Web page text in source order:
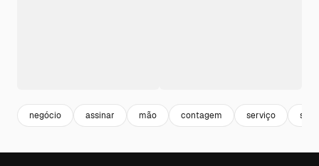
negócio assinar mão contagem serviço